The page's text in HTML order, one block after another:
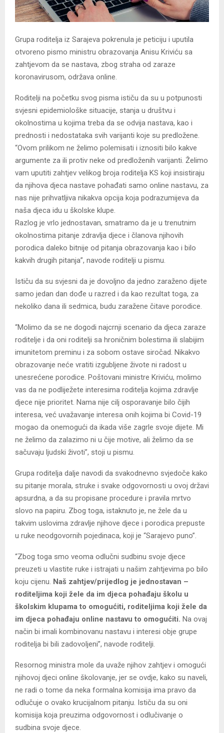
Grupa roditelja iz Sarajeva pokrenula je peticiju i uputila
otvoreno pismo ministru obrazovanja Anisu Kriviću sa
zahtjevom da se nastava, zbog straha od zaraze
koronavirusom, održava online.
Roditelji na početku svog pisma ističu da su u potpunosti
svjesni epidemiološke situacije, stanja u društvu i
okolnostima u kojima treba da se odvija nastava, kao i
prednosti i nedostataka svih varijanti koje su predložene.
“Ovom prilikom ne želimo polemisati i iznositi bilo kakve
argumente za ili protiv neke od predloženih varijanti. Želimo
vam uputiti zahtjev velikog broja roditelja KS koji insistiraju
da njihova djeca nastave pohađati samo online nastavu, za
nas nije prihvatljiva nikakva opcija koja podrazumijeva da
naša djeca idu u školske klupe.
Razlog je vrlo jednostavan, smatramo da je u trenutnim
okolnostima pitanje zdravlja djece i članova njihovih
porodica daleko bitnije od pitanja obrazovanja kao i bilo
kakvih drugih pitanja”, navode roditelji u pismu.
Ističu da su svjesni da je dovoljno da jedno zaraženo dijete
samo jedan dan dođe u razred i da kao rezultat toga, za
nekoliko dana ili sedmica, budu zaražene čitave porodice.
“Molimo da se ne dogodi najcrnji scenario da djeca zaraze
roditelje i da oni roditelji sa hroničnim bolestima ili slabijim
imunitetom preminu i za sobom ostave siročad. Nikakvo
obrazovanje neće vratiti izgubljene živote ni radost u
unesrećene porodice. Poštovani ministre Kriviću, molimo
vas da ne podliježete interesima roditelja kojima zdravlje
djece nije prioritet. Nama nije cilj osporavanje bilo čijih
interesa, već uvažavanje interesa onih kojima bi Covid-19
mogao da onemogući da ikada više zagrle svoje dijete. Mi
ne želimo da zalazimo ni u čije motive, ali želimo da se
sačuvaju ljudski životi”, stoji u pismu.
Grupa roditelja dalje navodi da svakodnevno svjedoče kako
su pitanje morala, struke i svake odgovornosti u ovoj državi
apsurdna, a da su propisane procedure i pravila mrtvo
slovo na papiru. Zbog toga, istaknuto je, ne žele da u
takvim uslovima zdravlje njihove djece i porodica prepuste
u ruke neodgovornih pojedinaca, koji je “Sarajevo puno”.
“Zbog toga smo veoma odlučni sudbinu svoje djece
preuzeti u vlastite ruke i istrajati u našim zahtjevima po bilo
koju cijenu. Naš zahtjev/prijedlog je jednostavan –
roditeljima koji žele da im djeca pohađaju školu u
školskim klupama to omogućiti, roditeljima koji žele da
im djeca pohađaju online nastavu to omogućiti. Na ovaj
način bi imali kombinovanu nastavu i interesi obje grupe
roditelja bi bili zadovoljeni”, navode roditelji.
Resornog ministra mole da uvaže njihov zahtjev i omogući
njihovoj djeci online školovanje, jer se ovdje, kako su naveli,
ne radi o tome da neka formalna komisija ima pravo da
odlučuje o ovako krucijalnom pitanju. Ističu da su oni
komisija koja preuzima odgovornost i odlučivanje o
sudbina svoje djece.